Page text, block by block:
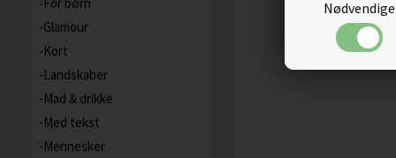
Nødvendige
Glamour
Kort
Landskaber
Mad & drikke
Med tekst
Mennesker